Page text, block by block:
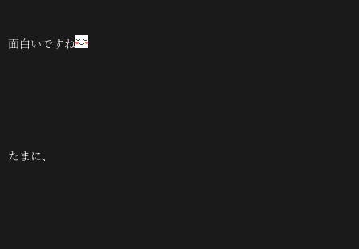
面白いですね
たまに、